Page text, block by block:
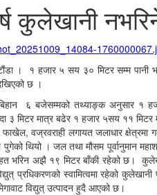
कुलेखानी
। १ हजार ५ सय ३० मिटर सम्म पानी
छ ।
६ बजेसम्मको तथ्याङ्क अनुसार १
३ मिटर मात्र बढेर १ हजार ५सय ११ मिटर
फाखेल, वज्रवराही लगायत जलाधार
पुगेको थियो । जल तथा मौसम पूर्वानुमान
भरिन अझै १९ मिटर बाँकी रहेको छ।
प्रधिकरणको स्वामित्वमा रहेको
विद्युत् उत्पादन हुदै आएको छ।